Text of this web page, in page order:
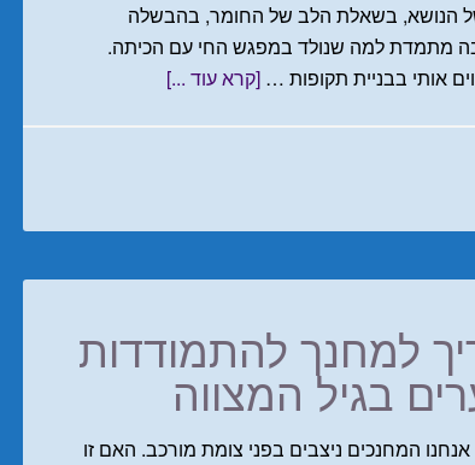
הנושא, בשאלת הלב של החומר, בהבשלה
מתמדת למה שנולד במפגש החי עם הכיתה.
אותי בבניית תקופות … [קרא עוד ...]
למחנך להתמודדות
בגיל המצווה
המחנכים ניצבים בפני צומת מורכב. האם זו